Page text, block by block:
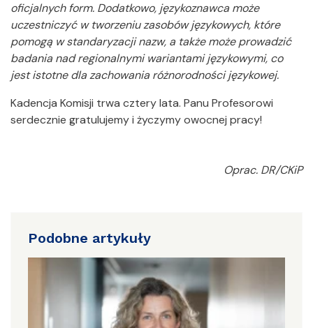
oficjalnych form. Dodatkowo, językoznawca może
uczestniczyć w tworzeniu zasobów językowych, które
pomogą w standaryzacji nazw, a także może prowadzić
badania nad regionalnymi wariantami językowymi, co
jest istotne dla zachowania różnorodności językowej.
Kadencja Komisji trwa cztery lata. Panu Profesorowi
serdecznie gratulujemy i życzymy owocnej pracy!
Oprac. DR/CKiP
Podobne artykuły